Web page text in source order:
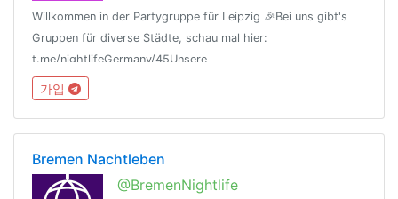
Willkommen in der Partygruppe für Leipzig 🎉Bei uns gibt's
Gruppen für diverse Städte, schau mal hier:
t.me/nightlifeGermany/45Unsere
Regeln:t.me/nightlifeGermany/44Offtopic
Gruppe:https://t.me/NightlifeGermanySandbox
가입
Bremen Nachtleben
@BremenNightlife